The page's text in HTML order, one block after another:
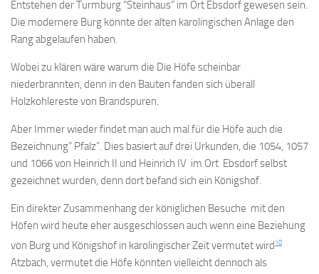
Entstehen der Turmburg “Steinhaus” im Ort Ebsdorf gewesen sein.
Die modernere Burg könnte der alten karolingischen Anlage den
Rang abgelaufen haben.
Wobei zu klären wäre warum die Die Höfe scheinbar
niederbrannten, denn in den Bauten fanden sich überall
Holzkohlereste von Brandspuren.
Aber Immer wieder findet man auch mal für die Höfe auch die
Bezeichnung” Pfalz”. Dies basiert auf drei Urkunden, die 1054, 1057
und 1066 von Heinrich II und Heinrich IV im Ort Ebsdorf selbst
gezeichnet wurden, denn dort befand sich ein Königshof.
Ein direkter Zusammenhang der königlichen Besuche mit den
Höfen wird heute eher ausgeschlossen auch wenn eine Beziehung
von Burg und Königshof in karolingischer Zeit vermutet wird10
Atzbach, vermutet die Höfe könnten vielleicht dennoch als